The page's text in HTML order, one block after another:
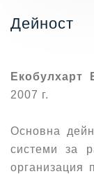
Дейност
Екобулхарт
2007 г.
Основна
системи за
организация